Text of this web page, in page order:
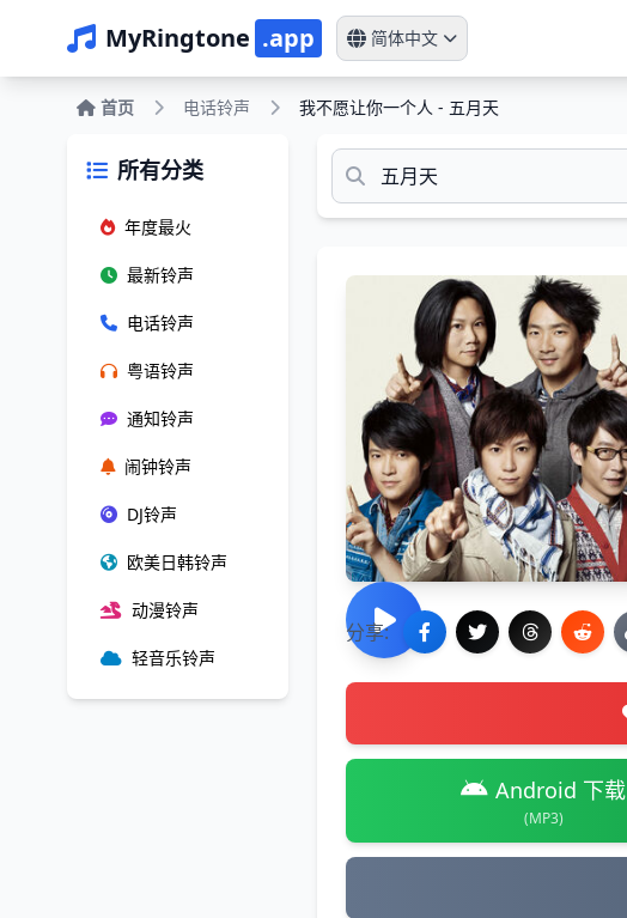
MyRingtone .app 简体中文
首页 电话铃声 我不愿让你一个人 - 五月天
所有分类
年度最火
最新铃声
电话铃声
粤语铃声
通知铃声
闹钟铃声
DJ铃声
欧美日韩铃声
动漫铃声
轻音乐铃声
分享:
Android 下载
(MP3)